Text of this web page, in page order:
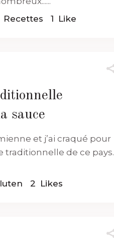
Recettes 1 Like
sauce
et j’ai craqué pour
traditionnelle de ce pays.
2 Likes